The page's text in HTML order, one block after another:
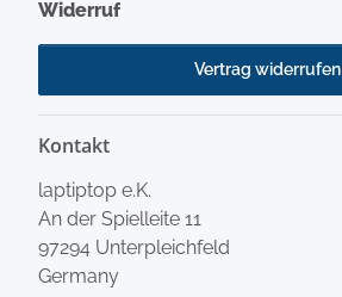
Widerruf
Vertrag widerrufen
Kontakt
laptiptop e.K.
An der Spielleite 11
97294 Unterpleichfeld
Germany